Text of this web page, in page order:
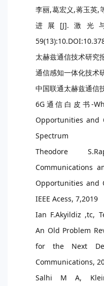
李丽,葛宏义,蒋玉英,
进展[J].激光
太赫兹通信技术研究
通信感知一体化技术
中国联通太赫兹通信
6G通信白皮书-
Opportunities and
Spectrum
Theodore
Communications
Opportunities and
IEEE Acess, 7,2019
Ian F.Akyildiz ,tc,
An Old Problem
for the Next
Communications,
Salhi M A,